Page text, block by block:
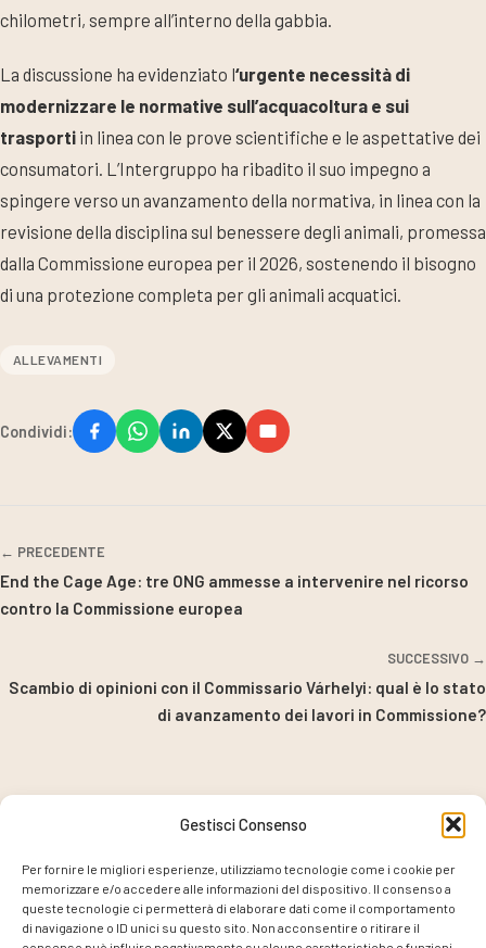
Gestisci Consenso
Per fornire le migliori esperienze, utilizziamo tecnologie come i cookie per
memorizzare e/o accedere alle informazioni del dispositivo. Il consenso a
queste tecnologie ci permetterà di elaborare dati come il comportamento
di navigazione o ID unici su questo sito. Non acconsentire o ritirare il
chilometri, sempre all’interno della gabbia.
La discussione ha evidenziato l‘urgente necessità di
modernizzare le normative sull’acquacoltura e sui
trasporti in linea con le prove scientifiche e le aspettative dei
consumatori. L’Intergruppo ha ribadito il suo impegno a
spingere verso un avanzamento della normativa, in linea con la
revisione della disciplina sul benessere degli animali, promessa
dalla Commissione europea per il 2026, sostenendo il bisogno
di una protezione completa per gli animali acquatici.
ALLEVAMENTI
Condividi:
← PRECEDENTE
End the Cage Age: tre ONG ammesse a intervenire nel ricorso
contro la Commissione europea
SUCCESSIVO →
Scambio di opinioni con il Commissario Várhelyi: qual è lo stato
di avanzamento dei lavori in Commissione?
PROGETTO COORDINATO DA